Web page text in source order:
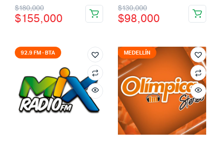
$180,000
El
precio
era:
$180,000.
$155,000
El
precio
es:
$155,000.
$130,000
El
precio
era:
$130,000.
$98,000
El
precio
es:
$98,000.
92.9 FM - BTA MEDELLÍN